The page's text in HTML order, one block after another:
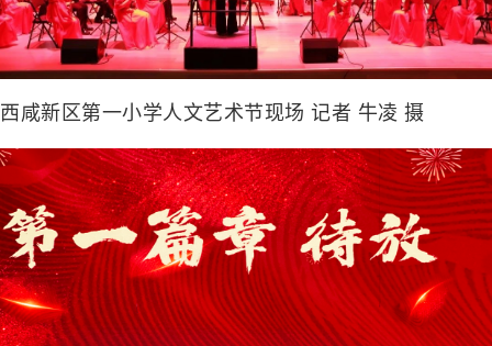
西咸新区第一小学人文艺术节现场 记者 牛凌 摄